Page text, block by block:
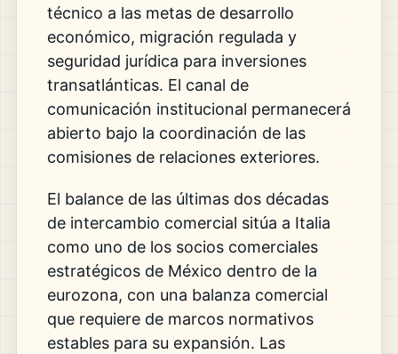
técnico a las metas de desarrollo
económico, migración regulada y
seguridad jurídica para inversiones
transatlánticas. El canal de
comunicación institucional permanecerá
abierto bajo la coordinación de las
comisiones de relaciones exteriores.
El balance de las últimas dos décadas
de intercambio comercial sitúa a Italia
como uno de los socios comerciales
estratégicos de México dentro de la
eurozona, con una balanza comercial
que requiere de marcos normativos
estables para su expansión. Las